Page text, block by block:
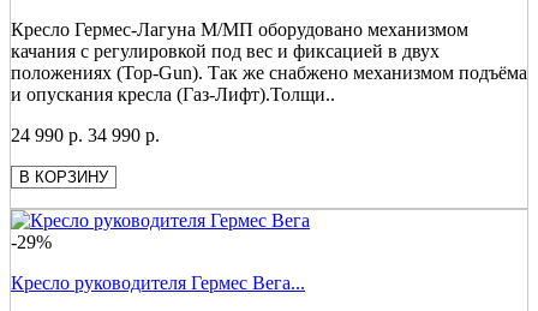
Кресло Гермес-Лагуна М/МП оборудовано механизмом
качания с регулировкой под вес и фиксацией в двух
положениях (Top-Gun). Так же снабжено механизмом подъёма
и опускания кресла (Газ-Лифт).Толщи..
24 990 р. 34 990 р.
В КОРЗИНУ
-29%
Кресло руководителя Гермес Вега...